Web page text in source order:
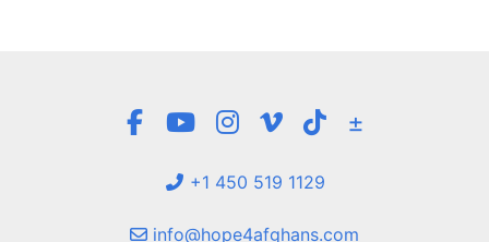
±
+1 450 519 1129
info@hope4afghans.com